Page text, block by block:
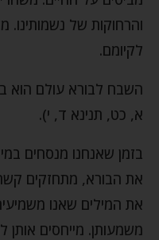
והרחוקות של נשמותינו.
לקיומם.
השבח לבורא עולם הוא
א, כט, תנינא ד, י).
בזמן שאנחנו מנסחים
את הבורא, מתחזקים
את המילים שאנו
משמעותן. מייחסים אותן